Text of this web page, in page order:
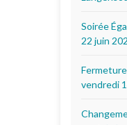
Soirée
22 juin
Fermeture
vendredi